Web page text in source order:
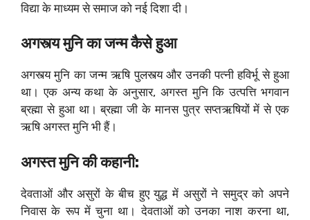
विद्या के माध्यम से समाज को नई दिशा दी।
अगस्त्य मुनि का जन्म कैसे हुआ
अगस्त्य मुनि का जन्म ऋषि पुलस्त्य और उनकी पत्नी हविर्भू से हुआ
था। एक अन्य कथा के अनुसार, अगस्त मुनि कि उत्पत्ति भगवान
ब्रह्मा से हुआ था। ब्रह्मा जी के मानस पुत्र सप्तऋषियों में से एक
ऋषि अगस्त मुनि भी हैं।
अगस्त मुनि की कहानी:
देवताओं और असुरों के बीच हुए युद्ध में असुरों ने समुद्र को अपने
निवास के रूप में चुना था। देवताओं को उनका नाश करना था,